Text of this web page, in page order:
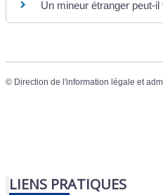
Un mineur étranger peut-
© Direction de l'information légale et
LIENS PRATIQUES